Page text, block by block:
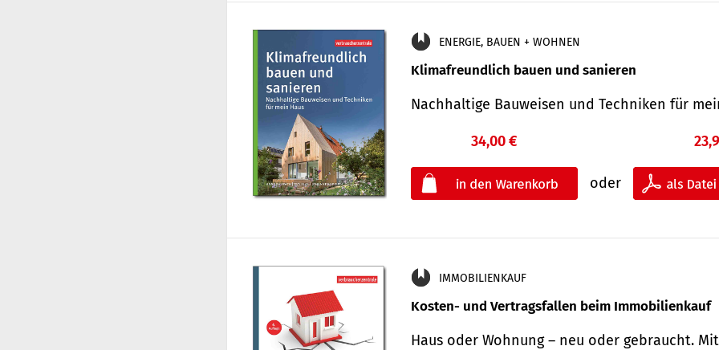
ENERGIE, BAUEN + WOHNEN
Klimafreundlich bauen und sanieren
Nachhaltige Bauweisen und Techniken für
34,00 €
oder
IMMOBILIENKAUF
Kosten- und Vertragsfallen beim Immobilienkauf
Haus oder Wohnung – neu oder gebraucht.